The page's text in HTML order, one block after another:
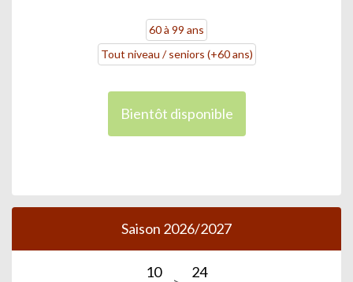
60 à 99 ans
Tout niveau / seniors (+60 ans)
Bientôt disponible
Saison 2026/2027
10
24